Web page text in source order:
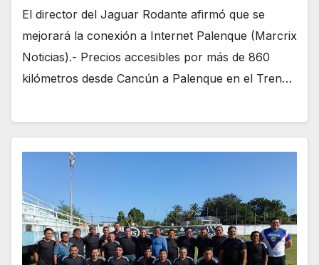
El director del Jaguar Rodante afirmó que se
mejorará la conexión a Internet Palenque (Marcrix
Noticias).- Precios accesibles por más de 860
kilómetros desde Cancún a Palenque en el Tren…